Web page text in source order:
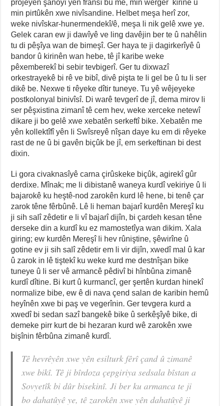
projeyên şanoyî yên fransî bû me, min werger kirine û
min pirtûkên xwe nivîsandine. Helbet meşa herî zor,
weke nivîskar-hunermendekî/ê, meşa li nik gelê xwe ye.
Gelek caran ew ji dawîyê ve ling davêjin ber te û nahêlin
tu di pêşîya wan de bimeşî. Ger haya te ji dagirkerîyê û
bandor û kirinên wan hebe, tê jî karibe weke
pêxemberekî bi sebir tevbigerî. Ger tu dixwazî
orkestrayekê bi rê ve bibî, divê pişta te li gel be û tu li ser
dikê be. Nexwe ti rêyeke dîtir tuneye. Tu yê wêjeyeke
postkolonyal binivîsî. Di warê tevgerî de jî, dema mirov li
ser pêşxistina zimanî tê cem hev, weke xerceke netewî
dikare ji bo gelê xwe xebatên serkeftî bike. Xebatên me
yên kollektîfî yên li Swîsreyê nîşan daye ku em di rêyeke
rast de ne û bi gavên biçûk be jî, em serkeftinan bi dest
dixin.
Li gora civaknasîyê carna çirûskeke biçûk, agirekî gûr
derdixe. Mînak; me li dibistanê waneya kurdî vekiriye û li
bajarokê ku heştê-nod zarokên kurd lê hene, bi tenê çar
zarok têne fêrbûnê. Lê li heman bajarî kurdên Mereşî ku
ji sih salî zêdetir e li vî bajarî dijîn, bi çardeh kesan têne
derseke din a kurdî ku ez mamostetîya wan dikim. Xala
giring; ew kurdên Mereşî li hev rûniştine, şêwirîne û
gotine ev ji sih salî zêdetir em li vir dijîn, xwedî mal û kar
û zarok in lê tiştekî ku weke kurd me destnîşan bike
tuneye û li ser vê armancê pêdivî bi hînbûna zimanê
kurdî dîtine. Bi kurt û kurmancî, ger şertên kurdan hinekî
normalize bibe, ew ê di nava çend salan de karibin hemû
heyînên xwe bi paş ve vegerînin. Ger tevgera kurd a
xwedî bi sedan sazî bangekê bike û serkêşîyê bike, di
demeke pirr kurt de bi hezaran kurd wê zarokên xwe
bişînin fêrbûna zimanê kurdî.
Tê hevrêyên xwe yên esilturk fêrî çand û zimanê
xwe bikî. Tê ji bîrdoza çepgiriya sedsala bîstan a
Sovyetîk bi dûr bisekinî. Ji ber ku armanca te ji
bo dahatûyê ye, tê zarokên xwe yên dahatûyê ji